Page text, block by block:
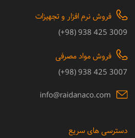
فروش نرم افزار و تجهیزات
3009 425 938 (98+)
فروش مواد مصرفی
3007 425 938 (98+)
دسترسی های سریع